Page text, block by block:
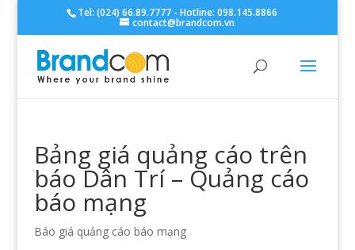
Tel: (024) 66.89.7777 - Hotline: 098.145.8866
contact@brandcom.vn
Bảng giá quảng cáo trên
báo Dân Trí – Quảng cáo
báo mạng
Báo giá quảng cáo báo mạng